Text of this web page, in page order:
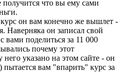
что вы ему сами
он вам конечно же вышлет -
Наверняка он записал свой
вами поделиться за 11 000
почему этот
указано на этом сайте - он
пытается вам "впарить" курс за